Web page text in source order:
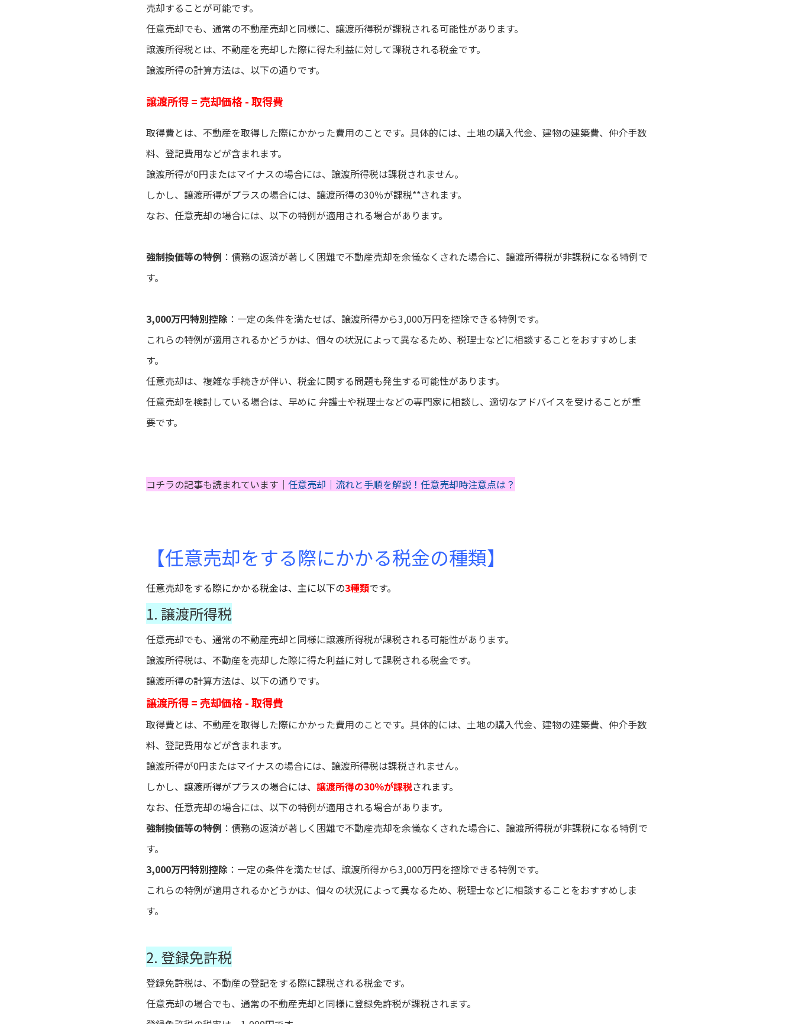
売却することが可能です。
任意売却でも、通常の不動産売却と同様に、譲渡所得税が課税される可能性があります。
譲渡所得税とは、不動産を売却した際に得た利益に対して課税される税金です。
譲渡所得の計算方法は、以下の通りです。
譲渡所得 = 売却価格 - 取得費
取得費とは、不動産を取得した際にかかった費用のことです。具体的には、土地の購入代金、建物の建築費、仲介手数
料、登記費用などが含まれます。
譲渡所得が0円またはマイナスの場合には、譲渡所得税は課税されません。
しかし、譲渡所得がプラスの場合には、譲渡所得の30％が課税**されます。
なお、任意売却の場合には、以下の特例が適用される場合があります。
強制換価等の特例 ：債務の返済が著しく困難で不動産売却を余儀なくされた場合に、譲渡所得税が非課税になる特例で
す。
3,000万円特別控除 ：一定の条件を満たせば、譲渡所得から3,000万円を控除できる特例です。
これらの特例が適用されるかどうかは、個々の状況によって異なるため、税理士などに相談することをおすすめしま
す。
任意売却は、複雑な手続きが伴い、税金に関する問題も発生する可能性があります。
任意売却を検討している場合は、早めに 弁護士や税理士などの専門家に相談し、適切なアドバイスを受けることが重
要です。
コチラの記事も読まれています｜ 任意売却｜流れと手順を解説！任意売却時注意点は？
【任意売却をする際にかかる税金の種類】
任意売却をする際にかかる税金は、主に以下の3種類です。
1. 譲渡所得税
任意売却でも、通常の不動産売却と同様に譲渡所得税が課税される可能性があります。
譲渡所得税は、不動産を売却した際に得た利益に対して課税される税金です。
譲渡所得の計算方法は、以下の通りです。
譲渡所得 = 売却価格 - 取得費
取得費とは、不動産を取得した際にかかった費用のことです。具体的には、土地の購入代金、建物の建築費、仲介手数
料、登記費用などが含まれます。
譲渡所得が0円またはマイナスの場合には、譲渡所得税は課税されません。
しかし、譲渡所得がプラスの場合には、 譲渡所得の30％が課税されます。
なお、任意売却の場合には、以下の特例が適用される場合があります。
強制換価等の特例 ：債務の返済が著しく困難で不動産売却を余儀なくされた場合に、譲渡所得税が非課税になる特例で
す。
3,000万円特別控除 ：一定の条件を満たせば、譲渡所得から3,000万円を控除できる特例です。
これらの特例が適用されるかどうかは、個々の状況によって異なるため、税理士などに相談することをおすすめしま
す。
2. 登録免許税
登録免許税は、不動産の登記をする際に課税される税金です。
任意売却の場合でも、通常の不動産売却と同様に登録免許税が課税されます。